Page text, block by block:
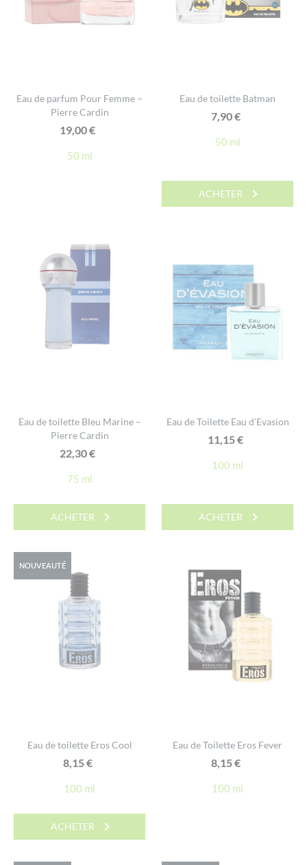
Eau de parfum Pour Femme –
Pierre Cardin
19,00€
50 ml
Eau de toilette Batman
7,90€
50 ml
ACHETER
Eau de toilette Bleu Marine –
Pierre Cardin
22,30€
75 ml
ACHETER
Eau de Toilette Eau d’Evasion
11,15€
100 ml
ACHETER
NOUVEAUTÉ
Eau de toilette Eros Cool
8,15€
100 ml
ACHETER
Eau de Toilette Eros Fever
8,15€
100 ml